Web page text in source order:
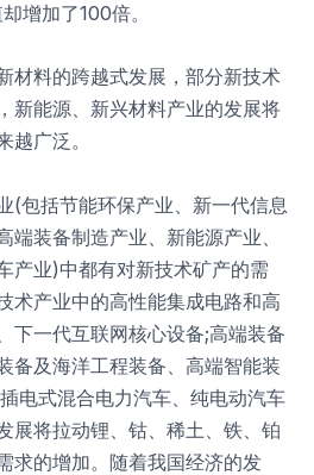
增加了100倍。
材料的跨越式发展，部分新技术
新能源、新兴材料产业的发展将
越广泛。
(包括节能环保产业、新一代信息
端装备制造产业、新能源产业、
产业)中都有对新技术矿产的需
术产业中的高性能集成电路和高
下一代互联网核心设备;高端装备
备及海洋工程装备、高端智能装
电式混合电力汽车、纯电动汽车
展将拉动锂、钴、稀土、铁、铂
求的增加。随着我国经济的发